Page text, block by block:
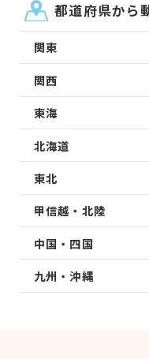
都道府県から
関東
関西
東海
北海道
東北
甲信越・北陸
中国・四国
九州・沖縄